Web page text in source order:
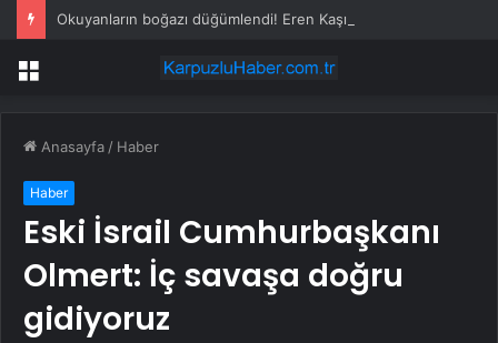
Menü
Anasayfa / Haber
Haber
Eski İsrail Cumhurbaşkanı
Olmert: İç savaşa doğru
gidiyoruz